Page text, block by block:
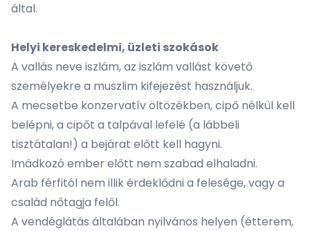
által.
Helyi kereskedelmi, üzleti szokások
A vallás neve iszlám, az iszlám vallást követő
személyekre a muszlim kifejezést használjuk.
A mecsetbe konzervatív öltözékben, cipő nélkül kell
belépni, a cipőt a talpával lefelé (a lábbeli
tisztátalan!) a bejárat előtt kell hagyni.
Imádkozó ember előtt nem szabad elhaladni.
Arab férfitól nem illik érdeklődni a felesége, vagy a
család nőtagja felől.
A vendéglátás általában nyilvános helyen (étterem,